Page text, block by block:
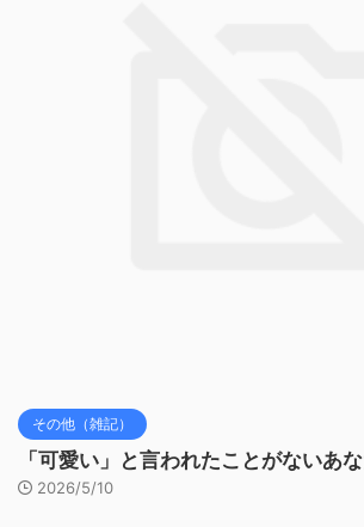
その他（雑記）
「可愛い」と言われたことがないあ
2026/5/10